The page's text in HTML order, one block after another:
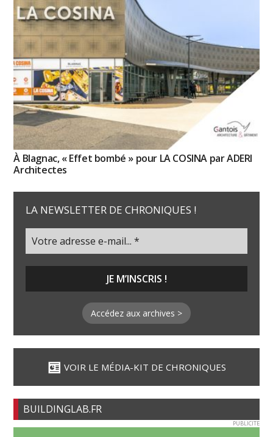
À Blagnac, « Effet bombé » pour LA COSINA par ADERI
Architectes
LA NEWSLETTER DE CHRONIQUES !
Accédez aux archives >
VOIR LE MÉDIA-KIT DE CHRONIQUES
BUILDINGLAB.FR
PUBLICITE